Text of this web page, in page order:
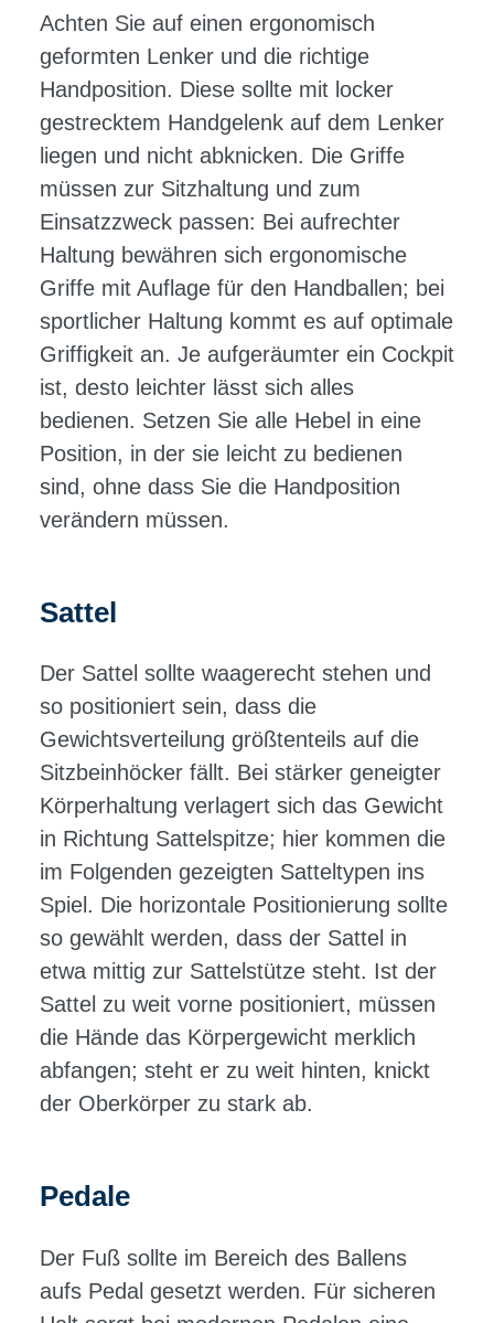
Achten Sie auf einen ergonomisch
geformten Lenker und die richtige
Handposition. Diese sollte mit locker
gestrecktem Handgelenk auf dem Lenker
liegen und nicht abknicken. Die Griffe
müssen zur Sitzhaltung und zum
Einsatzzweck passen: Bei aufrechter
Haltung bewähren sich ergonomische
Griffe mit Auflage für den Handballen; bei
sportlicher Haltung kommt es auf optimale
Griffigkeit an. Je aufgeräumter ein Cockpit
ist, desto leichter lässt sich alles
bedienen. Setzen Sie alle Hebel in eine
Position, in der sie leicht zu bedienen
sind, ohne dass Sie die Handposition
verändern müssen.
Sattel
Der Sattel sollte waagerecht stehen und
so positioniert sein, dass die
Gewichtsverteilung größtenteils auf die
Sitzbeinhöcker fällt. Bei stärker geneigter
Körperhaltung verlagert sich das Gewicht
in Richtung Sattelspitze; hier kommen die
im Folgenden gezeigten Satteltypen ins
Spiel. Die horizontale Positionierung sollte
so gewählt werden, dass der Sattel in
etwa mittig zur Sattelstütze steht. Ist der
Sattel zu weit vorne positioniert, müssen
die Hände das Körpergewicht merklich
abfangen; steht er zu weit hinten, knickt
der Oberkörper zu stark ab.
Pedale
Der Fuß sollte im Bereich des Ballens
aufs Pedal gesetzt werden. Für sicheren